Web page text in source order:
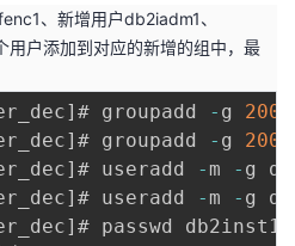
、新增用户db2iadm1、
户添加到对应的新增的组中，最
] # groupadd - g 2000
] # groupadd - g 2001
] # useradd - m - g
] # useradd - m - g
] # passwd db2inst1